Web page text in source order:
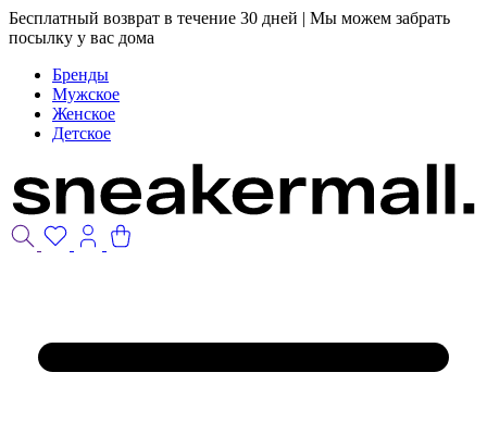
Бесплатный возврат в течение 30 дней | Мы можем забрать
посылку у вас дома
Бренды
Мужское
Женское
Детское